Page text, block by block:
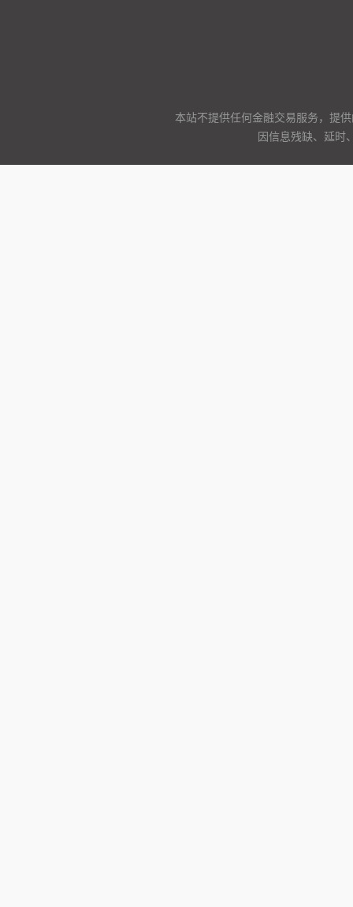
本站不提供任何金融交易服务，提
因信息残缺、延时